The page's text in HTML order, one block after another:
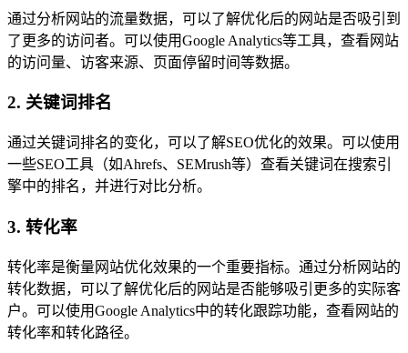
通过分析网站的流量数据，可以了解优化后的网站是否吸引到
了更多的访问者。可以使用Google Analytics等工具，查看网站
的访问量、访客来源、页面停留时间等数据。
2. 关键词排名
通过关键词排名的变化，可以了解SEO优化的效果。可以使用
一些SEO工具（如Ahrefs、SEMrush等）查看关键词在搜索引
擎中的排名，并进行对比分析。
3. 转化率
转化率是衡量网站优化效果的一个重要指标。通过分析网站的
转化数据，可以了解优化后的网站是否能够吸引更多的实际客
户。可以使用Google Analytics中的转化跟踪功能，查看网站的
转化率和转化路径。